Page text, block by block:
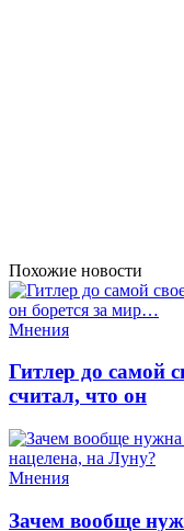
Похожие новости
Мнения
Гитлер до самой
считал, что он
Мнения
Зачем вообще